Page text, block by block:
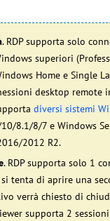
. RDP supporta solo
superiori
Home e Single
desktop remote
diversi sistemi
8.1/8/7 e Windows
2012 R2.
. RDP supporta solo 1
tenta di aprire una
verrà chiesto di
supporta 2